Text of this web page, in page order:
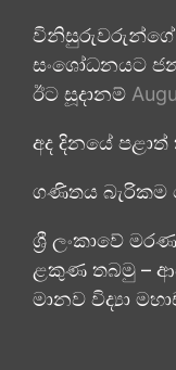
විනිසුරුවරුන්ගේ
සංශෝධනයට
ඊට සූදානම්
අද දිනයේ
ගණිතය බැරිකම
ශ්‍රී ලංකාවේ
ළකුණ තබමු –
මානව විද්‍යා